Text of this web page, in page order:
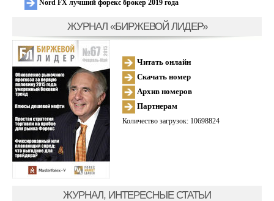
Nord FX лучший форекс брокер 2019 года
ЖУРНАЛ «БИРЖЕВОЙ ЛИДЕР»
Читать онлайн
Скачать номер
Архив номеров
Партнерам
Количество загрузок: 10698824
ЖУРНАЛ, ИНТЕРЕСНЫЕ СТАТЬИ